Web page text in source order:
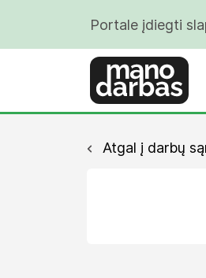
Portale įdiegti
Atgal į darbų